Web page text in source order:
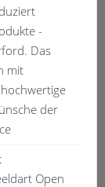
-
Das
mit
der
Open